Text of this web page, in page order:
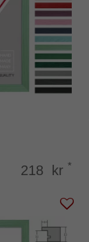
218 kr *